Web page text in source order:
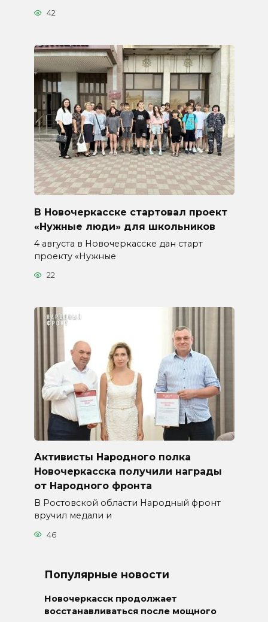
42
В Новочеркасске стартовал проект
«Нужные люди» для школьников
4 августа в Новочеркасске дан старт
проекту «Нужные
22
Активисты Народного полка
Новочеркасска получили награды
от Народного фронта
В Ростовской области Народный фронт
вручил медали и
46
Популярные новости
Новочеркасск продолжает
восстанавливаться после мощного